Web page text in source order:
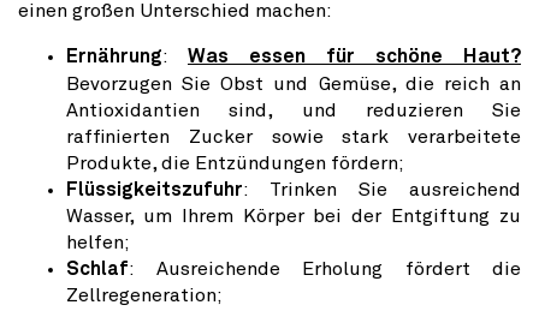
einen großen Unterschied machen:
Ernährung: Was essen für schöne Haut?
Bevorzugen Sie Obst und Gemüse, die reich an
Antioxidantien sind, und reduzieren Sie
raffinierten Zucker sowie stark verarbeitete
Produkte, die Entzündungen fördern;
Flüssigkeitszufuhr: Trinken Sie ausreichend
Wasser, um Ihrem Körper bei der Entgiftung zu
helfen;
Schlaf: Ausreichende Erholung fördert die
Zellregeneration;